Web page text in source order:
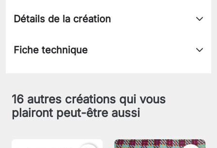
Détails de la création
Fiche technique
16 autres créations qui vous
plairont peut-être aussi